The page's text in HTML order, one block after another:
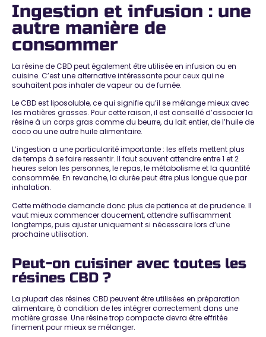
Ingestion et infusion : une
autre manière de
consommer
La résine de CBD peut également être utilisée en infusion ou en
cuisine. C’est une alternative intéressante pour ceux qui ne
souhaitent pas inhaler de vapeur ou de fumée.
Le CBD est liposoluble, ce qui signifie qu’il se mélange mieux avec
les matières grasses. Pour cette raison, il est conseillé d’associer la
résine à un corps gras comme du beurre, du lait entier, de l’huile de
coco ou une autre huile alimentaire.
L’ingestion a une particularité importante : les effets mettent plus
de temps à se faire ressentir. Il faut souvent attendre entre 1 et 2
heures selon les personnes, le repas, le métabolisme et la quantité
consommée. En revanche, la durée peut être plus longue que par
inhalation.
Cette méthode demande donc plus de patience et de prudence. Il
vaut mieux commencer doucement, attendre suffisamment
longtemps, puis ajuster uniquement si nécessaire lors d’une
prochaine utilisation.
Peut-on cuisiner avec toutes les
résines CBD ?
La plupart des résines CBD peuvent être utilisées en préparation
alimentaire, à condition de les intégrer correctement dans une
matière grasse. Une résine trop compacte devra être effritée
finement pour mieux se mélanger.